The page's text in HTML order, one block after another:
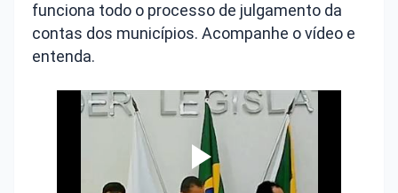
funciona todo o processo de julgamento da
contas dos municípios. Acompanhe o vídeo e
entenda.